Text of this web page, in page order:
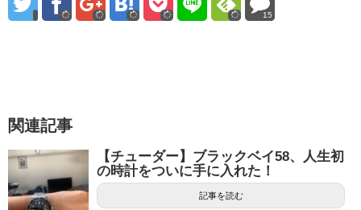
15
関連記事
【チューダー】ブラックベイ58、人生初
の時計をついに手に入れた！
記事を読む